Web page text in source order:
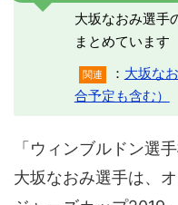
大坂なおみ選手
まとめています
関連 ： 大坂な
合予定も含む）
「ウィンブルドン選
大坂なおみ選手は、